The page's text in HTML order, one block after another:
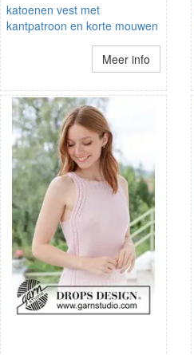
katoenen vest met
kantpatroon en korte mouwen
Meer info